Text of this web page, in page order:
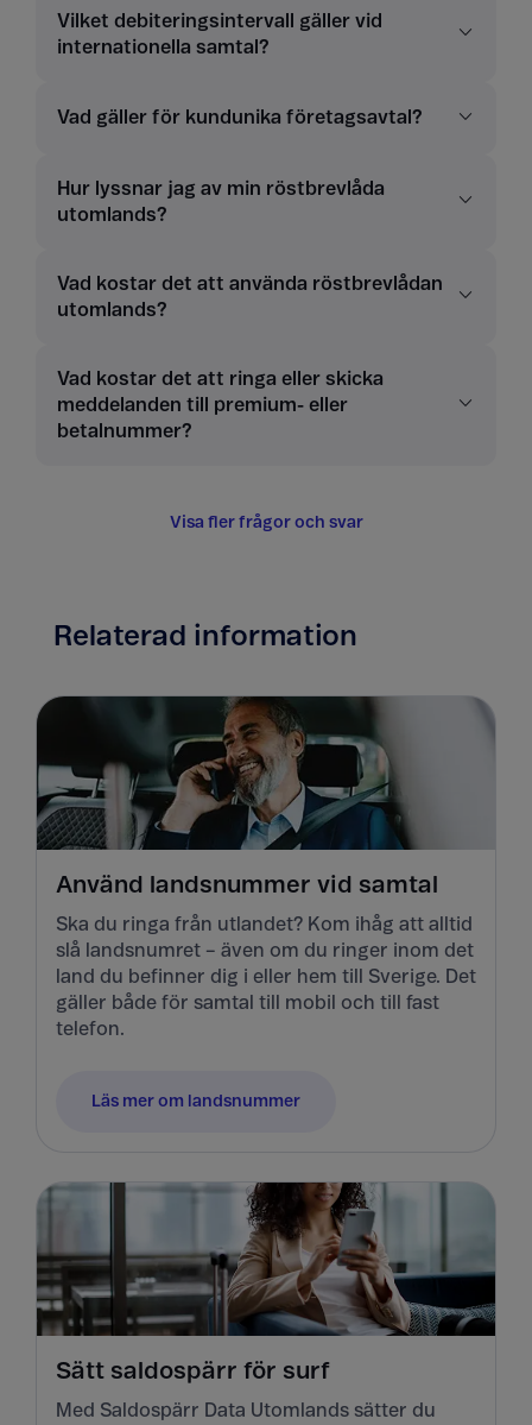
Vilket debiteringsintervall gäller vid
internationella samtal?
Vad gäller för kundunika företagsavtal?
Hur lyssnar jag av min röstbrevlåda
utomlands?
Vad kostar det att använda röstbrevlådan
utomlands?
Vad kostar det att ringa eller skicka
meddelanden till premium- eller
betalnummer?
Visa fler frågor och svar
Relaterad information
Använd landsnummer vid samtal
Ska du ringa från utlandet? Kom ihåg att alltid
slå landsnumret – även om du ringer inom det
land du befinner dig i eller hem till Sverige. Det
gäller både för samtal till mobil och till fast
telefon.
Läs mer om landsnummer
Sätt saldospärr för surf
Med Saldospärr Data Utomlands sätter du